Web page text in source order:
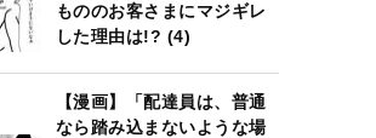
もののお客さまにマジギレ
した理由は!? (4)
【漫画】「配達員は、普通
なら踏み込まないような場